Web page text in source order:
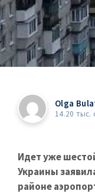
Olga
14.20 тыс.
Идет уже
Украины
районе